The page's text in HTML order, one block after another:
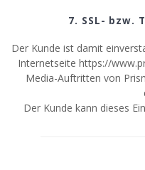
7. SSL- bzw.
Der Kunde ist damit
Internetseite https://
Media-Auftritten von
Der Kunde kann dieses